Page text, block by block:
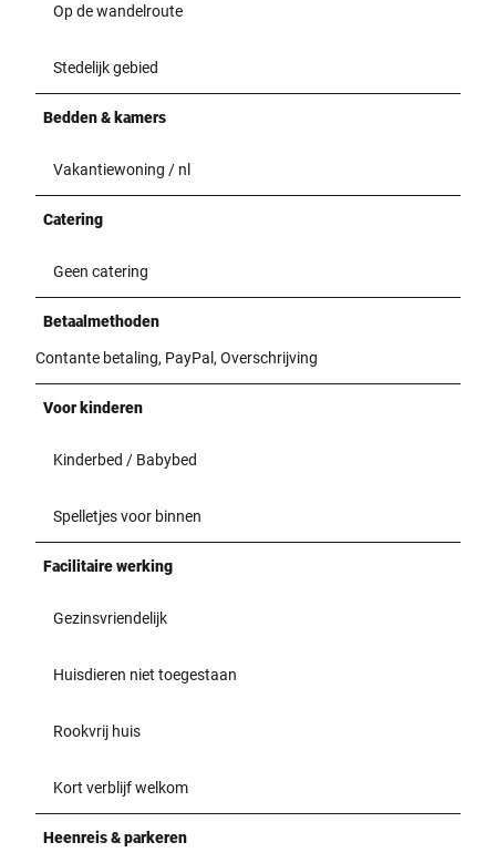
Op de wandelroute
Stedelijk gebied
Bedden & kamers
Vakantiewoning / nl
Catering
Geen catering
Betaalmethoden
Contante betaling, PayPal, Overschrijving
Voor kinderen
Kinderbed / Babybed
Spelletjes voor binnen
Facilitaire werking
Gezinsvriendelijk
Huisdieren niet toegestaan
Rookvrij huis
Kort verblijf welkom
Heenreis & parkeren